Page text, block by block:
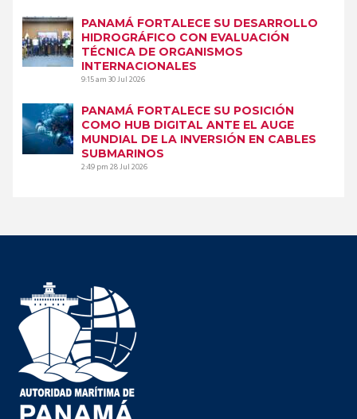
PANAMÁ FORTALECE SU DESARROLLO
HIDROGRÁFICO CON EVALUACIÓN
TÉCNICA DE ORGANISMOS
INTERNACIONALES
9:15 am30 Jul 2026
PANAMÁ FORTALECE SU POSICIÓN
COMO HUB DIGITAL ANTE EL AUGE
MUNDIAL DE LA INVERSIÓN EN CABLES
SUBMARINOS
2:49 pm28 Jul 2026